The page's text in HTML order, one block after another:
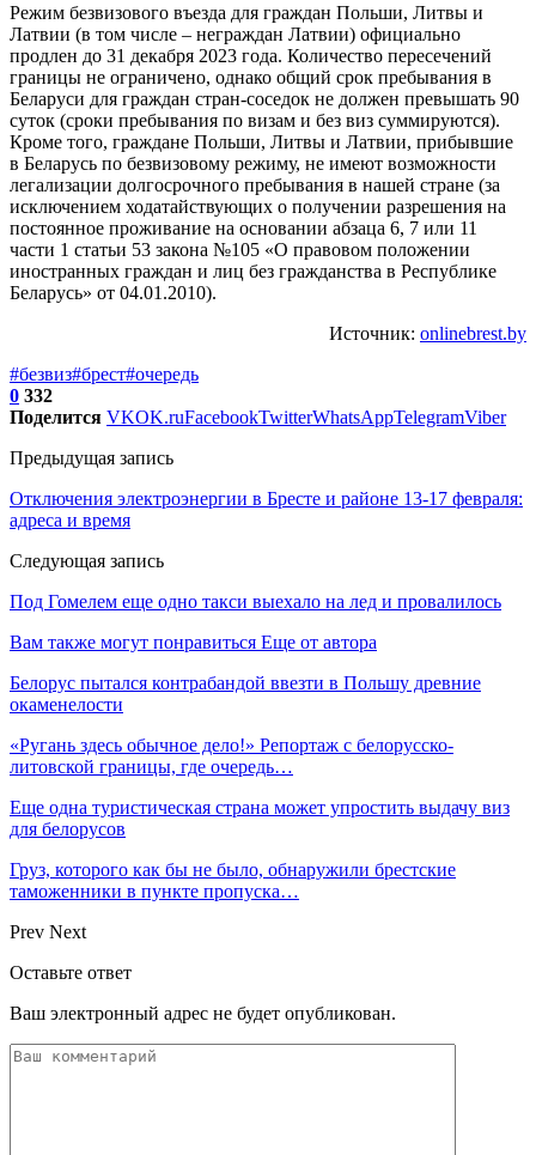
Режим безвизового въезда для граждан Польши, Литвы и
Латвии (в том числе – неграждан Латвии) официально
продлен до 31 декабря 2023 года. Количество пересечений
границы не ограничено, однако общий срок пребывания в
Беларуси для граждан стран-соседок не должен превышать 90
суток (сроки пребывания по визам и без виз суммируются).
Кроме того, граждане Польши, Литвы и Латвии, прибывшие
в Беларусь по безвизовому режиму, не имеют возможности
легализации долгосрочного пребывания в нашей стране (за
исключением ходатайствующих о получении разрешения на
постоянное проживание на основании абзаца 6, 7 или 11
части 1 статьи 53 закона №105 «О правовом положении
иностранных граждан и лиц без гражданства в Республике
Беларусь» от 04.01.2010).
Источник: onlinebrest.by
#безвиз#брест#очередь
0 332
Поделится VKOK.ruFacebookTwitterWhatsAppTelegramViber
Предыдущая запись
Отключения электроэнергии в Бресте и районе 13-17 февраля:
адреса и время
Следующая запись
Под Гомелем еще одно такси выехало на лед и провалилось
Вам также могут понравиться Еще от автора
Белорус пытался контрабандой ввезти в Польшу древние
окаменелости
«Ругань здесь обычное дело!» Репортаж с белорусско-
литовской границы, где очередь…
Еще одна туристическая страна может упростить выдачу виз
для белорусов
Груз, которого как бы не было, обнаружили брестские
таможенники в пункте пропуска…
Prev Next
Оставьте ответ
Ваш электронный адрес не будет опубликован.